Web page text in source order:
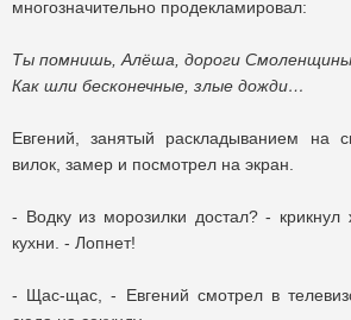
многозначительно продекламировал:
Ты помнишь, Алёша, дороги Смоленщины,
Как шли бесконечные, злые дожди…
Евгений, занятый раскладыванием на
вилок, замер и посмотрел на экран.
- Водку из морозилки достал? - крикнул
кухни. - Лопнет!
- Щас-щас, - Евгений смотрел в